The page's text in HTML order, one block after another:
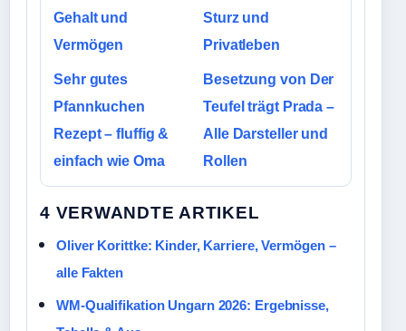
Gehalt und
Vermögen
Sturz und
Privatleben
Sehr gutes
Pfannkuchen
Rezept – fluffig &
einfach wie Oma
Besetzung von Der
Teufel trägt Prada –
Alle Darsteller und
Rollen
4 VERWANDTE ARTIKEL
Oliver Korittke: Kinder, Karriere, Vermögen –
alle Fakten
WM-Qualifikation Ungarn 2026: Ergebnisse,